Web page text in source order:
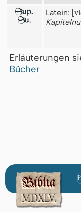
Sup.
Su.
Latein:
Erläuterungen
Bücher